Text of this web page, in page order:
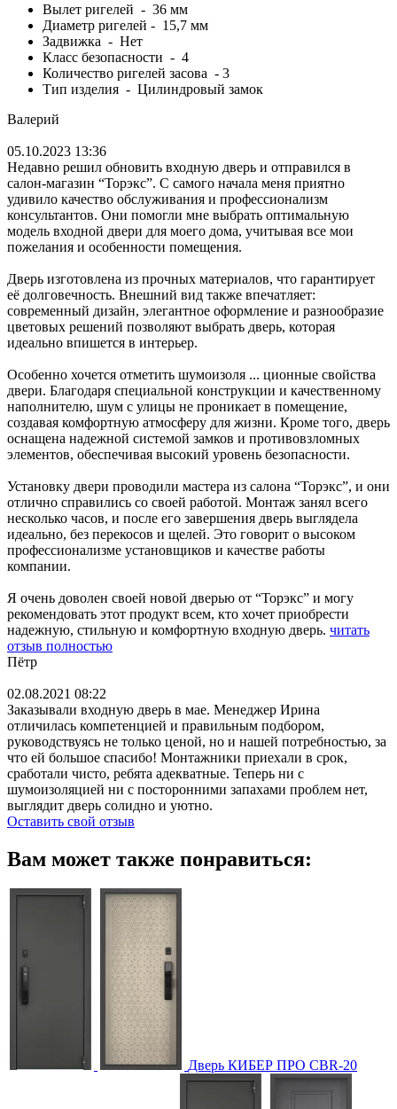
Вылет ригелей - 36 мм
Диаметр ригелей - 15,7 мм
Задвижка - Нет
Класс безопасности - 4
Количество ригелей засова - 3
Тип изделия - Цилиндровый замок
Валерий
05.10.2023 13:36
Недавно решил обновить входную дверь и отправился в
салон-магазин “Торэкс”. С самого начала меня приятно
удивило качество обслуживания и профессионализм
консультантов. Они помогли мне выбрать оптимальную
модель входной двери для моего дома, учитывая все мои
пожелания и особенности помещения.
Дверь изготовлена из прочных материалов, что гарантирует
её долговечность. Внешний вид также впечатляет:
современный дизайн, элегантное оформление и разнообразие
цветовых решений позволяют выбрать дверь, которая
идеально впишется в интерьер.
Особенно хочется отметить шумоизоля ... ционные свойства
двери. Благодаря специальной конструкции и качественному
наполнителю, шум с улицы не проникает в помещение,
создавая комфортную атмосферу для жизни. Кроме того, дверь
оснащена надежной системой замков и противовзломных
элементов, обеспечивая высокий уровень безопасности.
Установку двери проводили мастера из салона “Торэкс”, и они
отлично справились со своей работой. Монтаж занял всего
несколько часов, и после его завершения дверь выглядела
идеально, без перекосов и щелей. Это говорит о высоком
профессионализме установщиков и качестве работы
компании.
Я очень доволен своей новой дверью от “Торэкс” и могу
рекомендовать этот продукт всем, кто хочет приобрести
надежную, стильную и комфортную входную дверь. читать
отзыв полностью
Пётр
02.08.2021 08:22
Заказывали входную дверь в мае. Менеджер Ирина
отличилась компетенцией и правильным подбором,
руководствуясь не только ценой, но и нашей потребностью, за
что ей большое спасибо! Монтажники приехали в срок,
сработали чисто, ребята адекватные. Теперь ни с
шумоизоляцией ни с посторонними запахами проблем нет,
выглядит дверь солидно и уютно.
Оставить свой отзыв
Вам может также понравиться:
Дверь КИБЕР ПРО CBR-20